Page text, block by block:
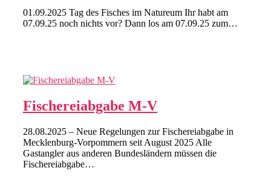
01.09.2025 Tag des Fisches im Natureum Ihr habt am
07.09.25 noch nichts vor? Dann los am 07.09.25 zum…
Fischereiabgabe M-V
28.08.2025 – Neue Regelungen zur Fischereiabgabe in
Mecklenburg-Vorpommern seit August 2025 Alle
Gastangler aus anderen Bundesländern müssen die
Fischereiabgabe…